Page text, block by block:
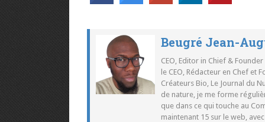
Beugré Jean-
CEO, Editor in Chief &
le CEO, Rédacteur en Chef et
Créateurs Bio, Le Journal du
de nature, je me forme
que dans ce qui touche au
maintenant 15 sur le web,